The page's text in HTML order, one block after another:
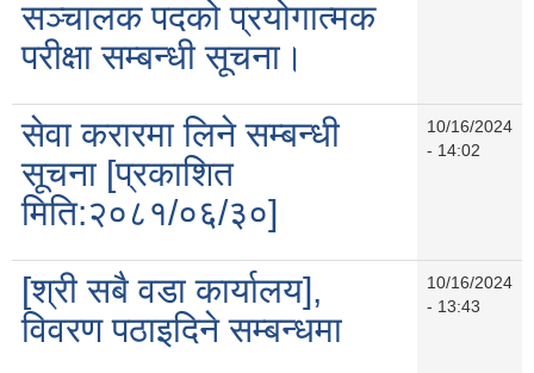
सञ्चालक पदको प्रयोगात्मक
परीक्षा सम्बन्धी सूचना।
सेवा करारमा लिने सम्बन्धी
सूचना [प्रकाशित
मिति:२०८१/०६/३०]
10/16/2024
- 14:02
[श्री सबै वडा कार्यालय],
विवरण पठाइदिने सम्बन्धमा
10/16/2024
- 13:43